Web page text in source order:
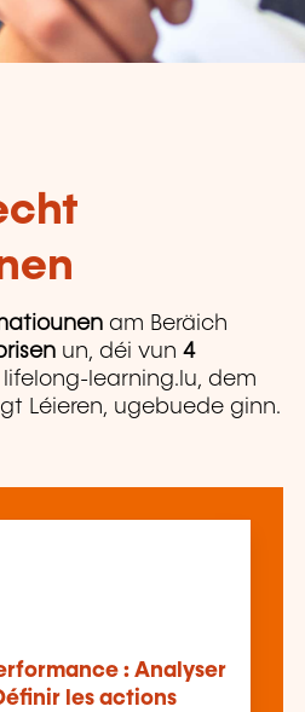
am Beräich
un, déi vun 4
learning.lu, dem
Léieren, ugebuede ginn.
: Analyser
les actions